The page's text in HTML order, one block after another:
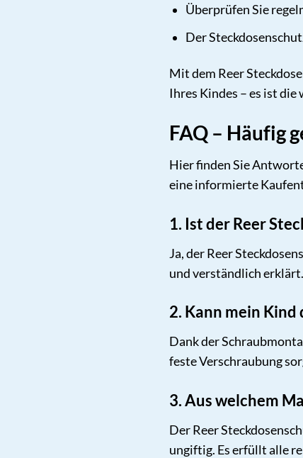
Überprüfen Sie
Der
Mit dem Reer
Ihres Kindes – es ist
FAQ – Häufig
Hier finden Sie
eine informierte
1. Ist der Reer
Ja, der Reer
und verständlich
2. Kann mein
Dank der
feste Verschraubung
3. Aus welchem
Der Reer
ungiftig. Es erfüllt alle